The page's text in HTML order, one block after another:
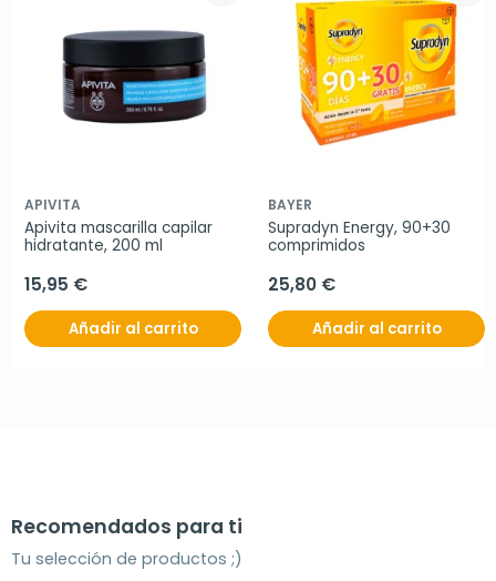
APIVITA
Apivita mascarilla capilar
hidratante, 200 ml
15,95 €
Añadir al carrito
BAYER
Supradyn Energy, 90+30
comprimidos
25,80 €
Añadir al carrito
Recomendados para ti
Tu selección de productos ;)